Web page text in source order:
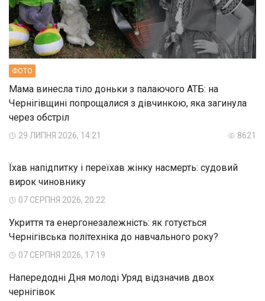
ФОТО
Мама винесла тіло доньки з палаючого АТБ: на
Чернігівщині попрощалися з дівчинкою, яка загинула
через обстріл
29 ЛИПНЯ 2026, 14:21 8621
Їхав напідпитку і переїхав жінку насмерть: судовий
вирок чиновнику
07 СЕРПНЯ 2026, 20:22
Укриття та енергонезалежність: як готується
Чернігівська політехніка до навчального року?
07 СЕРПНЯ 2026, 17:19
Напередодні Дня молоді Уряд відзначив двох
чернігівок